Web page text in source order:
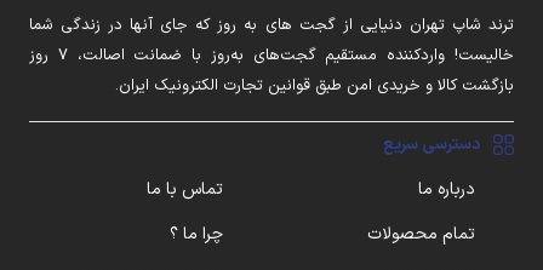
ترند شاپ تهران دنیایی از گجت های به روز که جای آنها در زندگی شما
خالیست! واردکننده مستقیم گجت‌های به‌روز با ضمانت اصالت، ۷ روز
بازگشت کالا و خریدی امن طبق قوانین تجارت الکترونیک ایران.
دسترسی سریع
درباره ما
تماس با ما
تمام محصولات
چرا ما ؟